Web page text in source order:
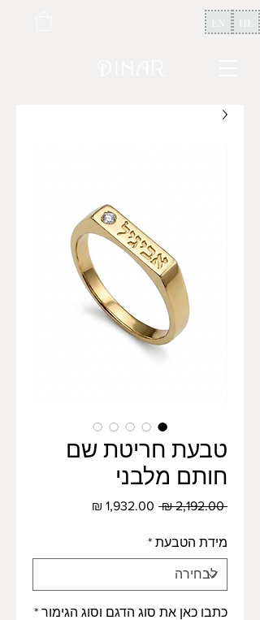
EN HE
טבעת חריטת שם
חותם מלבני
‏2,192.00 ‏₪
מחיר
מידת הטבעת *
כתבו כאן את סוג הדגם וסוג הגימור *